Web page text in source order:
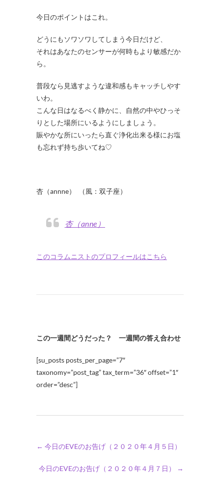
今日のポイントはこれ。
どうにもソワソワしてしまう今日だけど、
それはあなたのセンサーが何時もより敏感だか
ら。
普段なら見逃すような違和感もキャッチしやす
いわ。
こんな日はなるべく静かに、自然の中やひっそ
りとした場所にいるようにしましょう。
賑やかな所にいったら直ぐ浄化出来る様にお塩
も忘れず持ち歩いてね♡
杏（annne） （風：双子座）
杏（anne）
このコラムニストのプロフィールはこちら
この一週間どうだった？ 一週間の答え合わせ
[su_posts posts_per_page=”7″
taxonomy=”post_tag” tax_term=”36″ offset=”1″
order=”desc”]
← 今日のEVEのお告げ（２０２０年４月５日）
今日のEVEのお告げ（２０２０年４月７日） →